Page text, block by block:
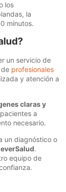
los
la
minutos.
un servicio de
profesionales
y atención a
claras y
a
necesario.
un diagnóstico o
.
equipo de